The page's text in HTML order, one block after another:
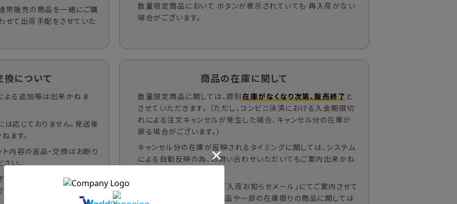
常販売の商品を一緒にご購
せて出荷手配をさせていた
数量限定商品において ボタンが表示されていても 再入荷がない
場合がございます。
換について
よる追加等は出来かねま
応じておりません。発送後
ます。
内容の返品・交換はお断り
い。
とご注文がキャンセルと
ておりませんので、入金期
商品の在庫に関して
数量限定商品に関しては、原則在庫がなくなり次第、販売終了と
させていただきます。 （ただし、コンビニ決済における入金期限切
れによる注文キャンセルが発生した場合、キャンセル分の在庫が
戻る場合がございます。）
キャンセル分の在庫が反映されるタイミングに関しては、システム
による自動反映の為、お問い合わせいただいてもご案内出来かね
在庫が反映された際には「入荷お知らせメール」にてご案内させて
いただきます。数量限定商品や一部の在庫限りの商品に関しては